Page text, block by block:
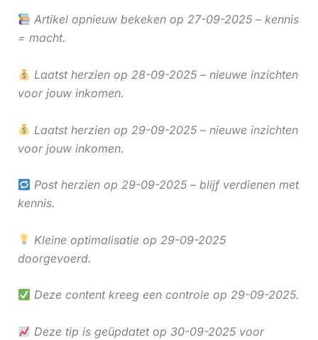
Artikel opnieuw bekeken op 27-09-2025 – kennis
= macht.
Laatst herzien op 28-09-2025 – nieuwe inzichten
voor jouw inkomen.
Laatst herzien op 29-09-2025 – nieuwe inzichten
voor jouw inkomen.
Post herzien op 29-09-2025 – blijf verdienen met
kennis.
Kleine optimalisatie op 29-09-2025
doorgevoerd.
Deze content kreeg een controle op 29-09-2025.
Deze tip is geüpdatet op 30-09-2025 voor